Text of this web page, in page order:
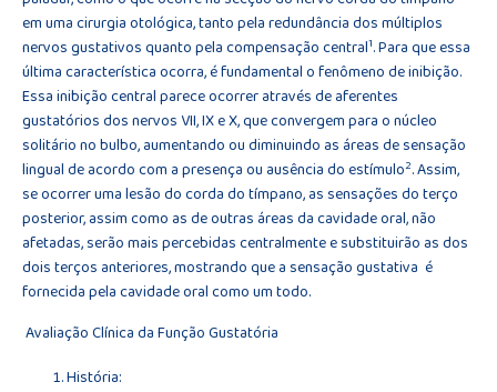
em uma cirurgia otológica, tanto pela redundância dos múltiplos
nervos gustativos quanto pela compensação central1. Para que essa
última característica ocorra, é fundamental o fenômeno de inibição.
Essa inibição central parece ocorrer através de aferentes
gustatórios dos nervos VII, IX e X, que convergem para o núcleo
solitário no bulbo, aumentando ou diminuindo as áreas de sensação
lingual de acordo com a presença ou ausência do estímulo2. Assim,
se ocorrer uma lesão do corda do tímpano, as sensações do terço
posterior, assim como as de outras áreas da cavidade oral, não
afetadas, serão mais percebidas centralmente e substituirão as dos
dois terços anteriores, mostrando que a sensação gustativa é
fornecida pela cavidade oral como um todo.
Avaliação Clínica da Função Gustatória
História: